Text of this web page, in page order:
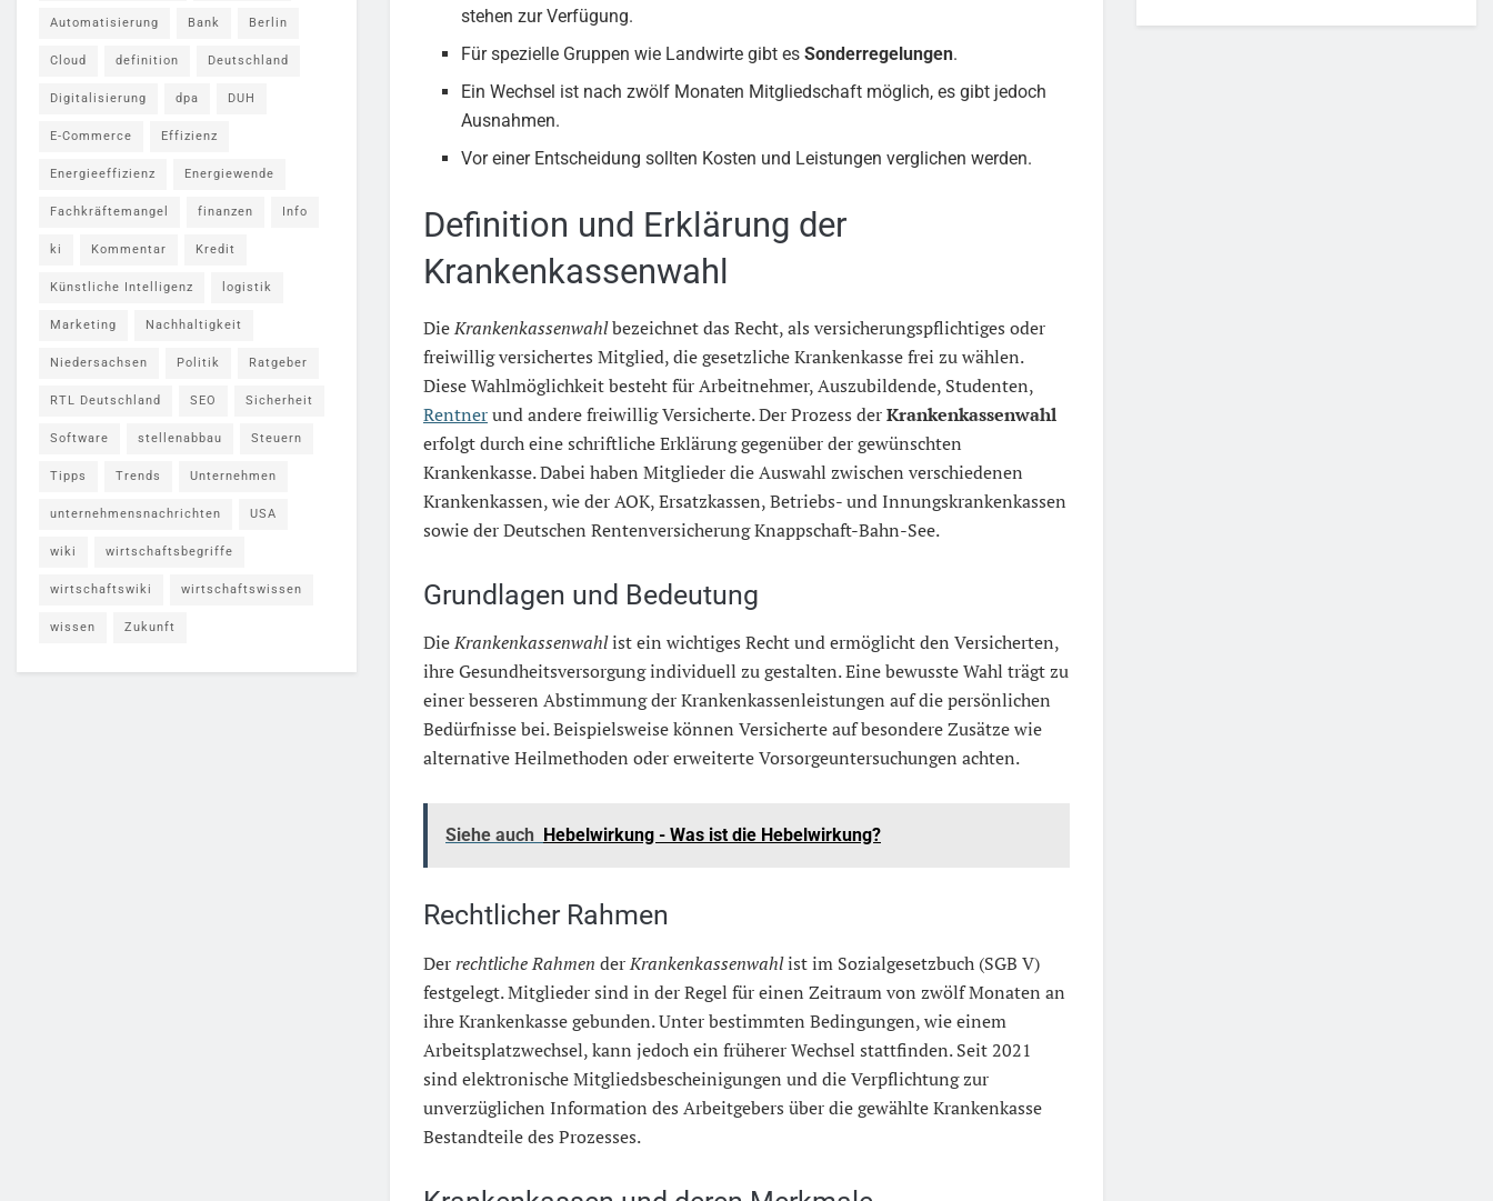
stehen zur Verfügung.
Für spezielle Gruppen wie Landwirte gibt esSonderregelungen.
Ein Wechsel ist nach zwölf Monaten Mitgliedschaft möglich, es gibt jedoch
Ausnahmen.
Vor einer Entscheidung sollten Kosten und Leistungen verglichen werden.
Definition und Erklärung der
Krankenkassenwahl
DieKrankenkassenwahlbezeichnet das Recht, als versicherungspflichtiges oder
freiwillig versichertes Mitglied, die gesetzliche Krankenkasse frei zu wählen.
Diese Wahlmöglichkeit besteht für Arbeitnehmer, Auszubildende, Studenten,
Rentnerund andere freiwillig Versicherte. Der Prozess derKrankenkassenwahl
erfolgt durch eine schriftliche Erklärung gegenüber der gewünschten
Krankenkasse. Dabei haben Mitglieder die Auswahl zwischen verschiedenen
Krankenkassen, wie der AOK, Ersatzkassen, Betriebs- und Innungskrankenkassen
sowie der Deutschen Rentenversicherung Knappschaft-Bahn-See.
Grundlagen und Bedeutung
DieKrankenkassenwahlist ein wichtiges Recht und ermöglicht den Versicherten,
ihre Gesundheitsversorgung individuell zu gestalten. Eine bewusste Wahl trägt zu
einer besseren Abstimmung der Krankenkassenleistungen auf die persönlichen
Bedürfnisse bei. Beispielsweise können Versicherte auf besondere Zusätze wie
alternative Heilmethoden oder erweiterte Vorsorgeuntersuchungen achten.
Siehe auch Hebelwirkung - Was ist die Hebelwirkung?
Rechtlicher Rahmen
Derrechtliche Rahmen derKrankenkassenwahlist im Sozialgesetzbuch (SGB V)
festgelegt. Mitglieder sind in der Regel für einen Zeitraum von zwölf Monaten an
ihre Krankenkasse gebunden. Unter bestimmten Bedingungen, wie einem
Arbeitsplatzwechsel, kann jedoch ein früherer Wechsel stattfinden. Seit 2021
sind elektronische Mitgliedsbescheinigungen und die Verpflichtung zur
unverzüglichen Information des Arbeitgebers über die gewählte Krankenkasse
Bestandteile des Prozesses.
Automatisierung Bank Berlin
Cloud definition Deutschland
Digitalisierung dpa DUH
E-Commerce Effizienz
Energieeffizienz Energiewende
Fachkräftemangel finanzen Info
ki Kommentar Kredit
Künstliche Intelligenz logistik
Marketing Nachhaltigkeit
Niedersachsen Politik Ratgeber
RTL Deutschland SEO Sicherheit
Software stellenabbau Steuern
Tipps Trends Unternehmen
unternehmensnachrichten USA
wiki wirtschaftsbegriffe
wirtschaftswiki wirtschaftswissen
wissen Zukunft